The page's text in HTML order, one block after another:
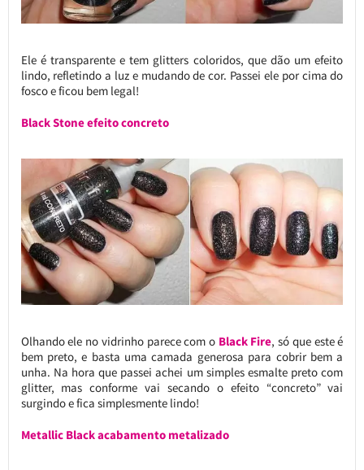
Ele é transparente e tem glitters coloridos, que dão um efeito
lindo, refletindo a luz e mudando de cor. Passei ele por cima do
fosco e ficou bem legal!
Black Stone efeito concreto
Olhando ele no vidrinho parece com o Black Fire, só que este é
bem preto, e basta uma camada generosa para cobrir bem a
unha. Na hora que passei achei um simples esmalte preto com
glitter, mas conforme vai secando o efeito “concreto” vai
surgindo e fica simplesmente lindo!
Metallic Black acabamento metalizado